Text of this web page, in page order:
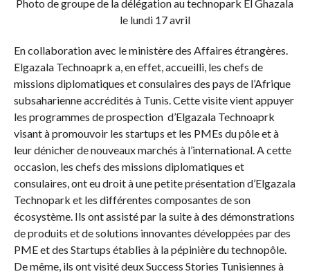
Photo de groupe de la délégation au technopark El Ghazala
le lundi 17 avril
En collaboration avec le ministère des Affaires étrangères.
Elgazala Technoaprk a, en effet, accueilli, les chefs de
missions diplomatiques et consulaires des pays de l’Afrique
subsaharienne accrédités à Tunis. Cette visite vient appuyer
les programmes de prospection d’Elgazala Technoaprk
visant à promouvoir les startups et les PMEs du pôle et à
leur dénicher de nouveaux marchés à l’international. A cette
occasion, les chefs des missions diplomatiques et
consulaires, ont eu droit à une petite présentation d’Elgazala
Technopark et les différentes composantes de son
écosystème. Ils ont assisté par la suite à des démonstrations
de produits et de solutions innovantes développées par des
PME et des Startups établies à la pépinière du technopôle.
De même, ils ont visité deux Success Stories Tunisiennes à